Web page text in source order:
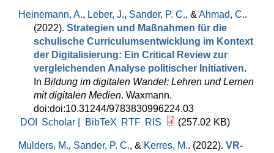
Heinemann, A., Leber, J., Sander, P. C., & Ahmad, C..
(2022). Strategien und Maßnahmen für die
schulische Curriculumsentwicklung im Kontext
der Digitalisierung: Ein Critical Review zur
vergleichenden Analyse politischer Initiativen.
In Bildung im digitalen Wandel: Lehren und Lernen
mit digitalen Medien. Waxmann.
doi:doi:10.31244/9783830996224.03
DOI
Scholar | BibTeX RTF RIS (257.02 KB)
Mulders, M., Sander, P. C., & Kerres, M.. (2022). VR-